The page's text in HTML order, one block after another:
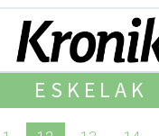
ESKELAK